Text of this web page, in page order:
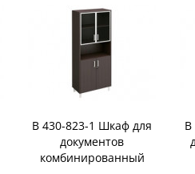
В 430-823-1 Шкаф для
документов
комбинированный
В